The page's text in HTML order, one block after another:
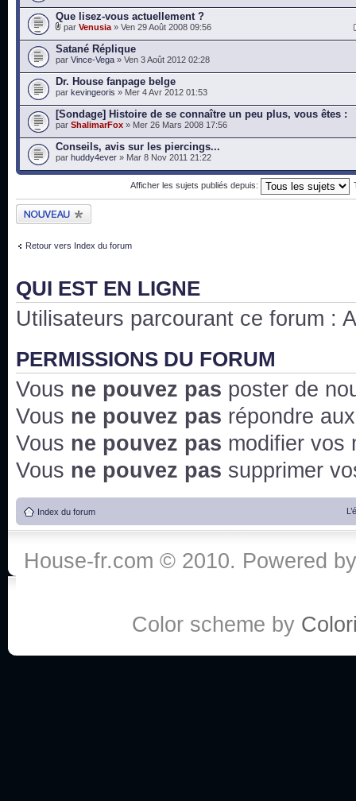
Que lisez-vous actuellement ?
par Venusia » Ven 29 Août 2008 09:56
Satané Réplique
par Vince-Vega » Ven 3 Août 2012 02:28
Dr. House fanpage belge
par kevingeoris » Mer 4 Avr 2012 01:53
[Sondage] Histoire de se connaître un peu plus, vous êtes :
par ShalimarFox » Mer 26 Mars 2008 17:56
Conseils, avis sur les piercings...
par huddy4ever » Mar 8 Nov 2011 21:22
Afficher les sujets publiés depuis:
Publier un nouveau
sujet
Retour vers Index du forum
QUI EST EN LIGNE
Utilisateurs parcourant ce forum :
PERMISSIONS DU FORUM
Vous ne pouvez pas poster de
Vous ne pouvez pas répondre
Vous ne pouvez pas modifier vos
Vous ne pouvez pas supprimer
Index du forum
House-fr.com © 2010. Powered
Color scheme by